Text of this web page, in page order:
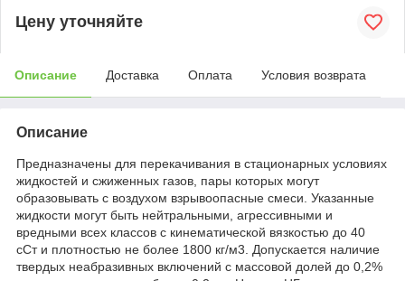
Цену уточняйте
Описание Доставка Оплата Условия возврата
Описание
Предназначены для перекачивания в стационарных условиях
жидкостей и сжиженных газов, пары которых могут
образовывать с воздухом взрывоопасные смеси. Указанные
жидкости могут быть нейтральными, агрессивными и
вредными всех классов с кинематической вязкостью до 40
сСт и плотностью не более 1800 кг/м3. Допускается наличие
твердых неабразивных включений с массовой долей до 0,2%